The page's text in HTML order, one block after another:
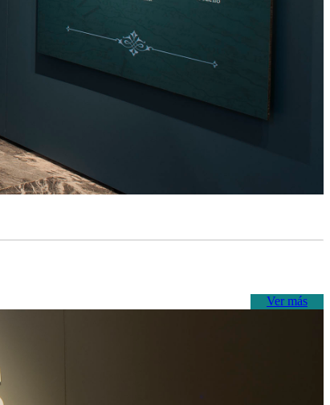
Ver más